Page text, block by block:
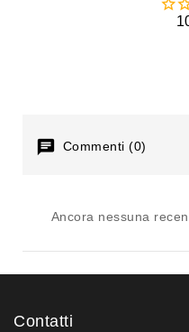
Commenti (0)
Ancora nessuna
Contatti